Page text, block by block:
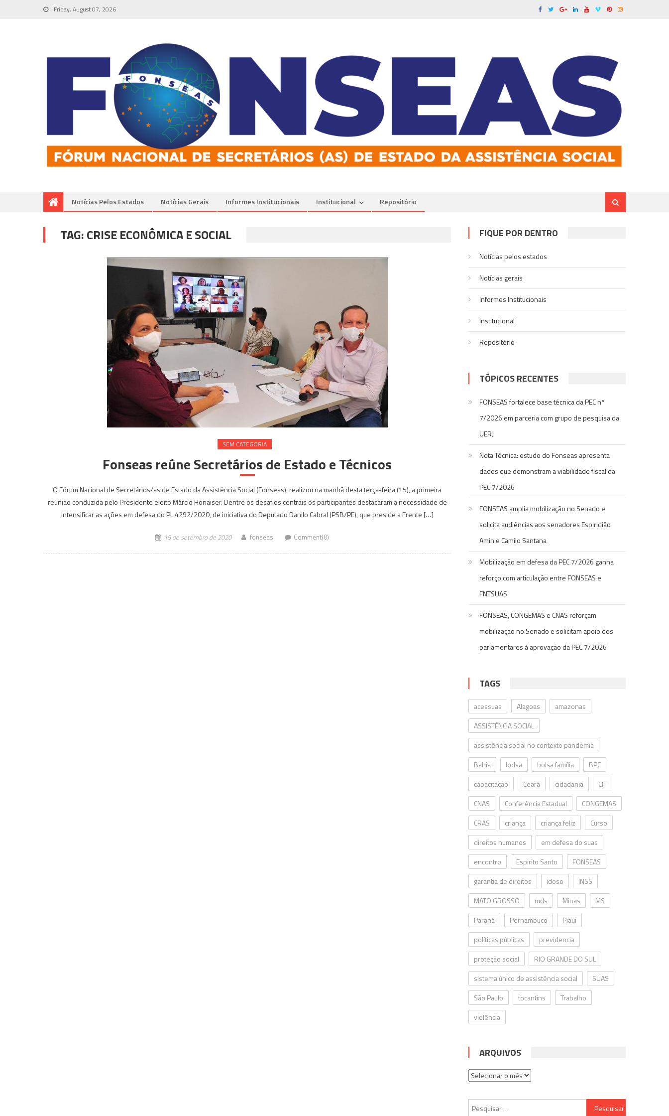
Friday, August 07, 2026
Notícias Pelos Estados Notí­cias Gerais Informes Institucionais Institucional Repositório
TAG:CRISE ECONÔMICA E SOCIAL
SEM CATEGORIA
Fonseas reúne Secretários de Estado e Técnicos
O Fórum Nacional de Secretários/as de Estado da Assistência Social (Fonseas), realizou na manhã desta terça-feira (15), a primeira
reunião conduzida pelo Presidente eleito Márcio Honaiser. Dentre os desafios centrais os participantes destacaram a necessidade de
intensificar as ações em defesa do PL 4292/2020, de iniciativa do Deputado Danilo Cabral (PSB/PE), que preside a Frente […]
15 de setembro de 2020 fonseas Comment(0)
FIQUE POR DENTRO
Notícias pelos estados
Notí­cias gerais
Informes Institucionais
Institucional
Repositório
TÓPICOS RECENTES
FONSEAS fortalece base técnica da PEC nº
7/2026 em parceria com grupo de pesquisa da
UERJ
Nota Técnica: estudo do Fonseas apresenta
dados que demonstram a viabilidade fiscal da
PEC 7/2026
FONSEAS amplia mobilização no Senado e
solicita audiências aos senadores Espiridião
Amin e Camilo Santana
Mobilização em defesa da PEC 7/2026 ganha
reforço com articulação entre FONSEAS e
FNTSUAS
FONSEAS, CONGEMAS e CNAS reforçam
mobilização no Senado e solicitam apoio dos
parlamentares à aprovação da PEC 7/2026
TAGS
acessuas Alagoas
amazonas
ASSISTÊNCIA SOCIAL
assistência social no contexto pandemia
Bahia
bolsa bolsa família
BPC
capacitação
Ceará cidadania
CIT
CNAS
Conferência Estadual
CONGEMAS
CRAS
criança criança feliz
Curso
direitos humanos
em defesa do suas
encontro
Espirito Santo
FONSEAS
garantia de direitos
idoso
INSS
MATO GROSSO
mds Minas
MS
Paraná
Pernambuco
Piaui
políticas públicas
previdencia
proteção social
RIO GRANDE DO SUL
sistema único de assistência social
SUAS
São Paulo
tocantins
Trabalho
violência
ARQUIVOS
Arquivos
Pesquisar